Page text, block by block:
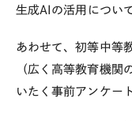
生成AIの活用につい
あわせて、初等中等
（広く高等教育機関
いたく事前アンケー